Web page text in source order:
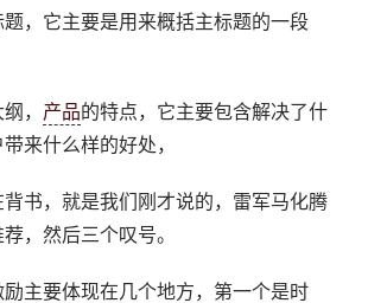
，它主要是用来概括主标题的一段
， 产品的特点，它主要包含解决了什
来什么样的好处，
书，就是我们刚才说的，雷军马化腾
，然后三个叹号。
主要体现在几个地方，第一个是时